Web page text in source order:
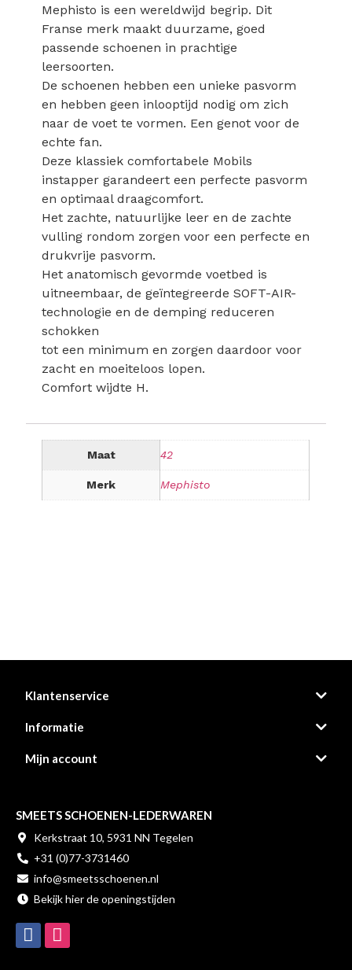
Mephisto is een wereldwijd begrip. Dit
Franse merk maakt duurzame, goed
passende schoenen in prachtige
leersoorten.
De schoenen hebben een unieke pasvorm
en hebben geen inlooptijd nodig om zich
naar de voet te vormen. Een genot voor de
echte fan.
Deze klassiek comfortabele Mobils
instapper garandeert een perfecte pasvorm
en optimaal draagcomfort.
Het zachte, natuurlijke leer en de zachte
vulling rondom zorgen voor een perfecte en
drukvrije pasvorm.
Het anatomisch gevormde voetbed is
uitneembaar, de geïntegreerde SOFT-AIR-
technologie en de demping reduceren
schokken
tot een minimum en zorgen daardoor voor
zacht en moeiteloos lopen.
Comfort wijdte H.
Maat 42
Merk Mephisto
Klantenservice
Informatie
Mijn account
SMEETS SCHOENEN-LEDERWAREN
Kerkstraat 10, 5931 NN Tegelen
+31 (0)77-3731460
info@smeetsschoenen.nl
Bekijk hier de openingstijden